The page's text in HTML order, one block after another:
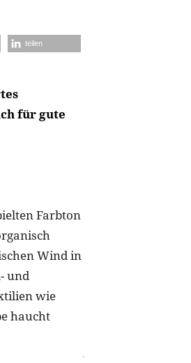
teilen
für gute
Farbton
Wind in
und
wie
haucht